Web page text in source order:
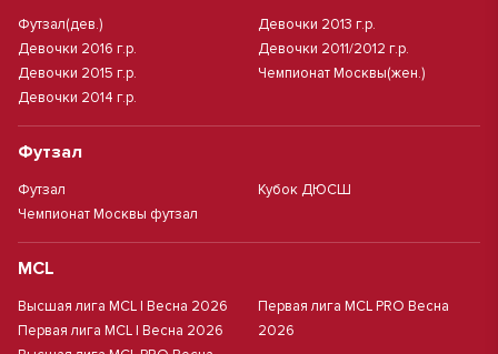
Футзал(дев.)
Девочки 2016 г.р.
Девочки 2015 г.р.
Девочки 2014 г.р.
Девочки 2013 г.р.
Девочки 2011/2012 г.р.
Чемпионат Москвы(жен.)
Футзал
Футзал
Чемпионат Москвы футзал
Кубок ДЮСШ
MCL
Высшая лига MCL | Весна 2026
Первая лига MCL | Весна 2026
Первая лига MCL PRO Весна
2026